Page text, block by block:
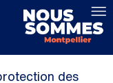
des